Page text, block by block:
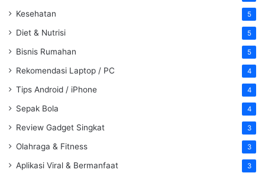
Kesehatan 5
Diet & Nutrisi 5
Bisnis Rumahan 5
Rekomendasi Laptop / PC 4
Tips Android / iPhone 4
Sepak Bola 4
Review Gadget Singkat 3
Olahraga & Fitness 3
Aplikasi Viral & Bermanfaat 3